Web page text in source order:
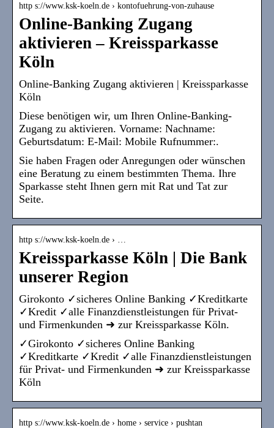
http s://www.ksk-koeln.de › kontofuehrung-von-zuhause
Online-Banking Zugang
aktivieren – Kreissparkasse
Köln
Online-Banking Zugang aktivieren | Kreissparkasse
Köln
Diese benötigen wir, um Ihren Online-Banking-
Zugang zu aktivieren. Vorname: Nachname:
Geburtsdatum: E-Mail: Mobile Rufnummer:.
Sie haben Fragen oder Anregungen oder wünschen
eine Beratung zu einem bestimmten Thema. Ihre
Sparkasse steht Ihnen gern mit Rat und Tat zur
Seite.
http s://www.ksk-koeln.de › …
Kreissparkasse Köln | Die Bank
unserer Region
Girokonto ✓sicheres Online Banking ✓Kreditkarte
✓Kredit ✓alle Finanzdienstleistungen für Privat-
und Firmenkunden ➜ zur Kreissparkasse Köln.
✓Girokonto ✓sicheres Online Banking
✓Kreditkarte ✓Kredit ✓alle Finanzdienstleistungen
für Privat- und Firmenkunden ➜ zur Kreissparkasse
Köln
http s://www.ksk-koeln.de › home › service › pushtan